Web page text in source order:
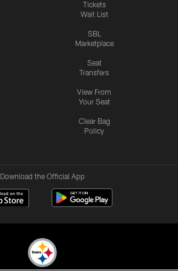
Tickets
Wait List
SBL
Marketplace
Seat
Transfers
View From
Your Seat
Clear Bag
Policy
Download the Official App